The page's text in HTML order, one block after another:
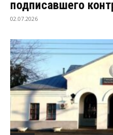
подписавшего
02.07.2026